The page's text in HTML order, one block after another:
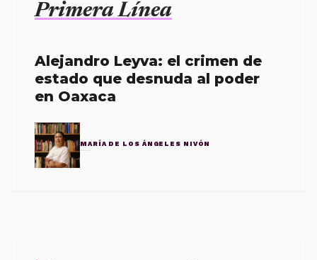
Primera Línea
Alejandro Leyva: el crimen de
estado que desnuda al poder
en Oaxaca
MARÍA DE LOS ÁNGELES NIVÓN